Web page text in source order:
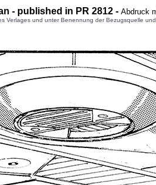
- published in PR 2812 - Abdruck
und unter Benennung der Bezugsquelle